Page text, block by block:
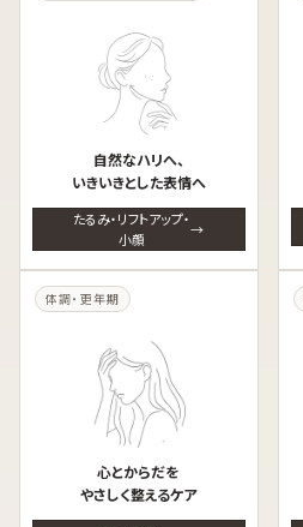
自然なハリへ、
いきいきとした表情へ
たるみ・リフトアップ・
小顔
体調・更年期
心とからだを
やさしく整えるケア